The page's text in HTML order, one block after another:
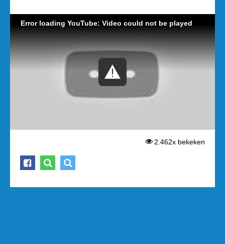
Error loading YouTube: Video could not be played
2.462x bekeken